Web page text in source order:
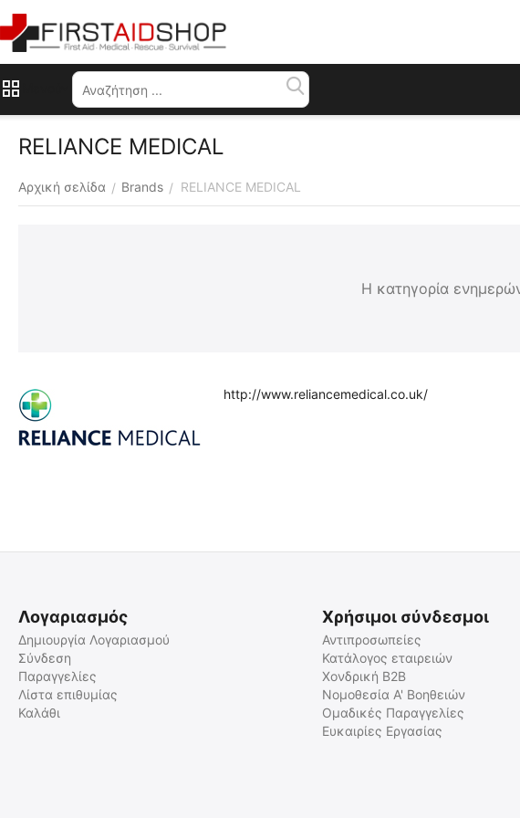
RELIANCE MEDICAL
Αρχική σελίδα / Brands / RELIANCE MEDICAL
http://www.reliancemedical.co.uk/
Η κατηγορία
Λογαριασμός
Δημιουργία Λογαριασμού
Σύνδεση
Παραγγελίες
Λίστα επιθυμίας
Καλάθι
Χρήσιμοι σύνδεσμοι
Αντιπροσωπείες
Κατάλογος εταιρειών
Χονδρική B2B
Νομοθεσία Α' Βοηθειών
Ομαδικές Παραγγελίες
Ευκαιρίες Εργασίας